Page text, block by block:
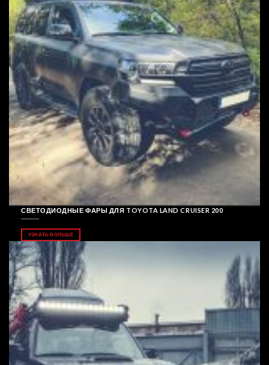
СВЕТОДИОДНЫЕ ФАРЫ ДЛЯ TOYOTA LAND CRUISER 200
УЗНАТЬ БОЛЬШЕ